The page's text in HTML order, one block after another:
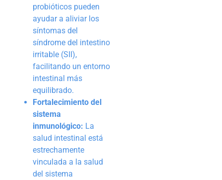
probióticos pueden
ayudar a aliviar los
síntomas del
síndrome del intestino
irritable (SII),
facilitando un entorno
intestinal más
equilibrado.
Fortalecimiento del
sistema
inmunológico: La
salud intestinal está
estrechamente
vinculada a la salud
del sistema